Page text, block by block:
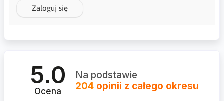
Zaloguj się
5.0
Ocena
Na podstawie
204 opinii z całego okresu